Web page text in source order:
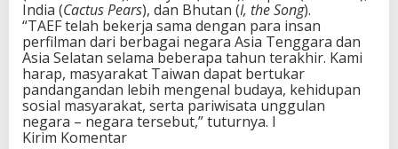
India (Cactus Pears), dan Bhutan (I, the Song).
“TAEF telah bekerja sama dengan para insan
perfilman dari berbagai negara Asia Tenggara dan
Asia Selatan selama beberapa tahun terakhir. Kami
harap, masyarakat Taiwan dapat bertukar
pandangandan lebih mengenal budaya, kehidupan
sosial masyarakat, serta pariwisata unggulan
negara – negara tersebut,” tuturnya. I
Kirim Komentar